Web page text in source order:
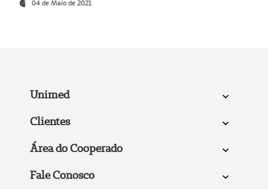
04 de Maio de 2021
Unimed
Clientes
Área do Cooperado
Fale Conosco